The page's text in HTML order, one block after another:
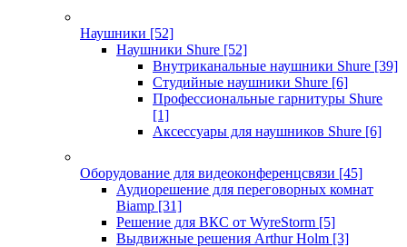
Наушники [52]
Наушники Shure [52]
Внутриканальные наушники Shure [39]
Студийные наушники Shure [6]
Профессиональные гарнитуры Shure
[1]
Аксессуары для наушников Shure [6]
Оборудование для видеоконференцсвязи [45]
Аудиорешение для переговорных комнат
Biamp [31]
Решение для ВКС от WyreStorm [5]
Выдвижные решения Arthur Holm [3]